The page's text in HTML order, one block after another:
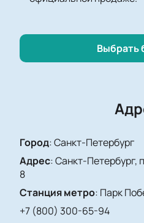
азарта и поддержите
СКА Арене!
Выбрать
Город:Санкт-Петербург
Адрес:Санкт-Петербург,
8
Станция метро: Парк
+7 (800) 300-65-94